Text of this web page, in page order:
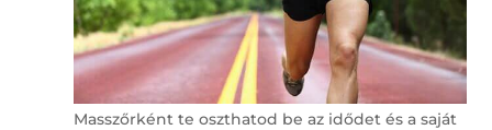
Masszőrként te oszthatod be az idődet és a saját